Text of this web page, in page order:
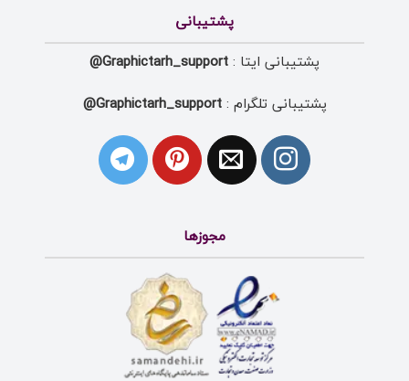
پشتیبانی
پشتیبانی ایتا : Graphictarh_support@
پشتیبانی تلگرام :Graphictarh_support@
مجوزها